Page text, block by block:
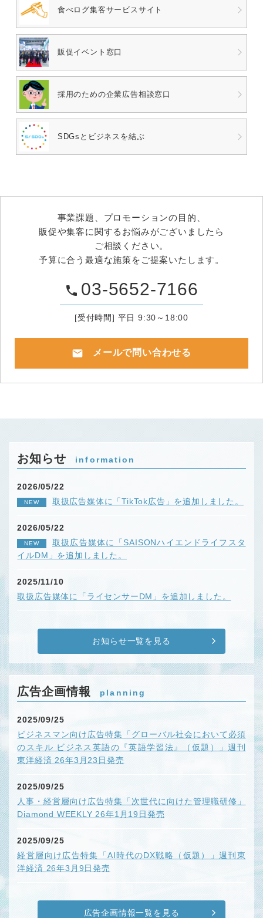
食べログ集客サービスサイト
販促イベント窓口
採用のための企業広告相談窓口
SDGsとビジネスを結ぶ
事業課題、プロモーションの目的、
販促や集客に関するお悩みがございましたら
ご相談ください。
予算に合う最適な施策をご提案いたします。
phone 03-5652-7166
[受付時間] 平日 9:30～18:00
mail メールで問い合わせる
お知らせ information
2026/05/22
NEW 取扱広告媒体に「TikTok広告」を追加しました。
2026/05/22
NEW
取扱広告媒体に「SAISONハイエンドライフスタ
イルDM」を追加しました。
2025/11/10
取扱広告媒体に「ライセンサーDM」を追加しました。
お知らせ一覧を見る
広告企画情報 planning
2025/09/25
ビジネスマン向け広告特集「グローバル社会において必須
のスキル ビジネス英語の『英語学習法』（仮題）」週刊
東洋経済 26年3月23日発売
2025/09/25
人事・経営層向け広告特集「次世代に向けた管理職研修」
Diamond WEEKLY 26年1月19日発売
2025/09/25
経営層向け広告特集「AI時代のDX戦略（仮題）」週刊東
洋経済 26年3月9日発売
広告企画情報一覧を見る